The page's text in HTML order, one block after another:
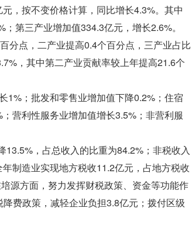
，按不变价格计算，同比增长4.3%。其中
第三产业增加值334.3亿元，增长2.6%。
分点，二产业提高0.4个百分点，三产业占比
，其中第二产业贡献率较上年提高21.6个
1%；批发和零售业增加值下降0.2%；住宿
营利性服务业增加值增长3.5%；非营利服
，占总收入的比重为84.2%；非税收入
制造业实现地方税收11.2亿元，占地方税收
源方面，努力发挥财税政策、资金等功能作
费政策，减轻企业负担3.8亿元；拨付区级